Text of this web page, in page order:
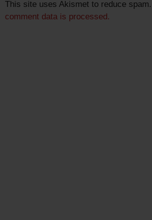
This site uses Akismet to reduce spam.
comment data is processed.